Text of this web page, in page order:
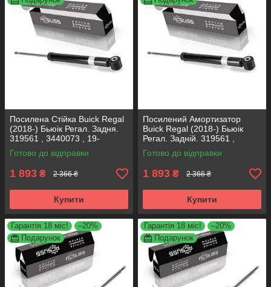
Посилена Стійка Buick Regal
(2018-) Бьюік Регал. Задня.
319561 , 3440073 , 19-
280615. KOREA Аксусс!
Готово до відправки
1 893 ₴ 2 366 ₴
Купити
Посилений Амортизатор
Buick Regal (2018-) Бьюік
Регал. Задній. 319561 ,
3440073 , 19-280615. KOREA
Аксусс!
Готово до відправки
1 893 ₴ 2 366 ₴
Купити
Гарантія 18 міс!
–20%
Подарунок
Гарантія 18 міс!
–20%
Подарунок